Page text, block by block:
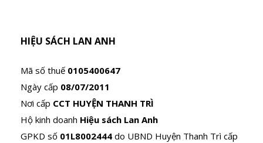
HIỆU SÁCH LAN ANH
Mã số thuế 0105400647
Ngày cấp 08/07/2011
Nơi cấp CCT HUYỆN THANH TRÌ
Hộ kinh doanh Hiệu sách Lan Anh
GPKD số 01L8002444 do UBND Huyện Thanh Trì cấp